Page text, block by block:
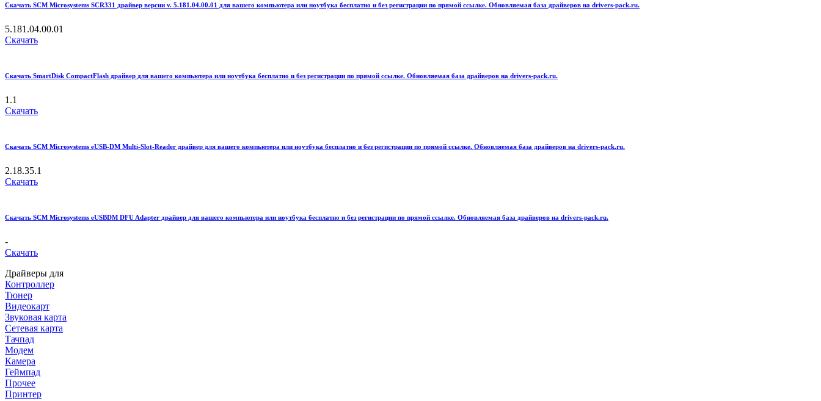
Скачать SCM Microsystems SCR331 драйвер версии v. 5.181.04.00.01 для вашего компьютера или ноутбука бесплатно и без регистрации по прямой ссылке. Обновляемая база драйверов на drivers-pack.ru.
5.181.04.00.01
Скачать
Скачать SmartDisk CompactFlash драйвер для вашего компьютера или ноутбука бесплатно и без регистрации по прямой ссылке. Обновляемая база драйверов на drivers-pack.ru.
1.1
Скачать
Скачать SCM Microsystems eUSB-DM Multi-Slot-Reader драйвер для вашего компьютера или ноутбука бесплатно и без регистрации по прямой ссылке. Обновляемая база драйверов на drivers-pack.ru.
2.18.35.1
Скачать
Скачать SCM Microsystems eUSBDM DFU Adapter драйвер для вашего компьютера или ноутбука бесплатно и без регистрации по прямой ссылке. Обновляемая база драйверов на drivers-pack.ru.
-
Скачать
Драйверы для
Контроллер
Тюнер
Видеокарт
Звуковая карта
Сетевая карта
Тачпад
Модем
Камера
Геймпад
Прочее
Принтер